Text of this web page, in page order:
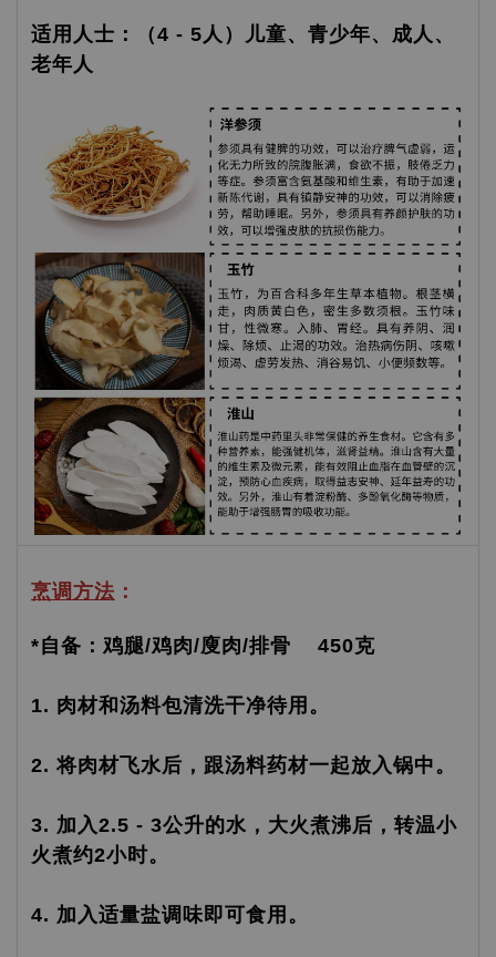
适用人士：（4 - 5人）儿童、青少年、成人、
老年人
烹调方法 ：
*自备：鸡腿/鸡肉/廋肉/排骨 450克
1. 肉材和汤料包清洗干净待用。
2. 将肉材飞水后，跟汤料药材一起放入锅中。
3. 加入2.5 - 3公升的水，大火煮沸后，转温小
火煮约2小时。
4. 加入适量盐调味即可食用。